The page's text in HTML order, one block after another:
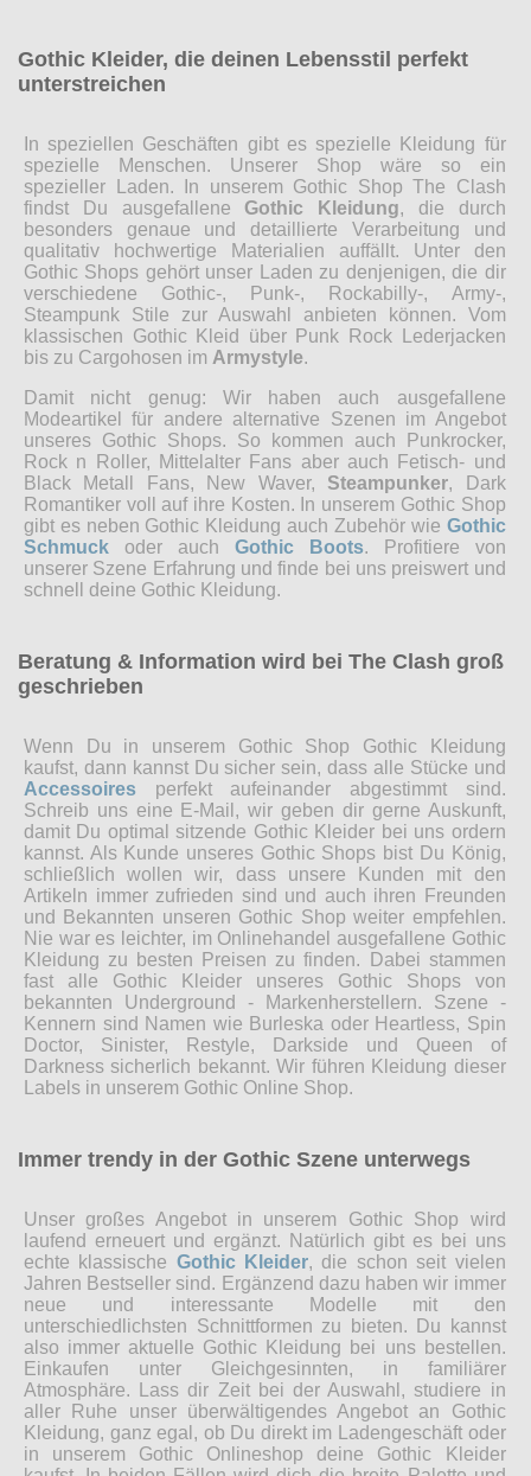
Gothic Kleider, die deinen Lebensstil perfekt
unterstreichen
In speziellen Geschäften gibt es spezielle Kleidung für
spezielle Menschen. Unserer Shop wäre so ein
spezieller Laden. In unserem Gothic Shop The Clash
findst Du ausgefallene Gothic Kleidung, die durch
besonders genaue und detaillierte Verarbeitung und
qualitativ hochwertige Materialien auffällt. Unter den
Gothic Shops gehört unser Laden zu denjenigen, die dir
verschiedene Gothic-, Punk-, Rockabilly-, Army-,
Steampunk Stile zur Auswahl anbieten können. Vom
klassischen Gothic Kleid über Punk Rock Lederjacken
bis zu Cargohosen im Armystyle.
Damit nicht genug: Wir haben auch ausgefallene
Modeartikel für andere alternative Szenen im Angebot
unseres Gothic Shops. So kommen auch Punkrocker,
Rock n Roller, Mittelalter Fans aber auch Fetisch- und
Black Metall Fans, New Waver, Steampunker, Dark
Romantiker voll auf ihre Kosten. In unserem Gothic Shop
gibt es neben Gothic Kleidung auch Zubehör wie Gothic
Schmuck oder auch Gothic Boots. Profitiere von
unserer Szene Erfahrung und finde bei uns preiswert und
schnell deine Gothic Kleidung.
Beratung & Information wird bei The Clash groß
geschrieben
Wenn Du in unserem Gothic Shop Gothic Kleidung
kaufst, dann kannst Du sicher sein, dass alle Stücke und
Accessoires perfekt aufeinander abgestimmt sind.
Schreib uns eine E-Mail, wir geben dir gerne Auskunft,
damit Du optimal sitzende Gothic Kleider bei uns ordern
kannst. Als Kunde unseres Gothic Shops bist Du König,
schließlich wollen wir, dass unsere Kunden mit den
Artikeln immer zufrieden sind und auch ihren Freunden
und Bekannten unseren Gothic Shop weiter empfehlen.
Nie war es leichter, im Onlinehandel ausgefallene Gothic
Kleidung zu besten Preisen zu finden. Dabei stammen
fast alle Gothic Kleider unseres Gothic Shops von
bekannten Underground - Markenherstellern. Szene -
Kennern sind Namen wie Burleska oder Heartless, Spin
Doctor, Sinister, Restyle, Darkside und Queen of
Darkness sicherlich bekannt. Wir führen Kleidung dieser
Labels in unserem Gothic Online Shop.
Immer trendy in der Gothic Szene unterwegs
Unser großes Angebot in unserem Gothic Shop wird
laufend erneuert und ergänzt. Natürlich gibt es bei uns
echte klassische Gothic Kleider, die schon seit vielen
Jahren Bestseller sind. Ergänzend dazu haben wir immer
neue und interessante Modelle mit den
unterschiedlichsten Schnittformen zu bieten. Du kannst
also immer aktuelle Gothic Kleidung bei uns bestellen.
Einkaufen unter Gleichgesinnten, in familiärer
Atmosphäre. Lass dir Zeit bei der Auswahl, studiere in
aller Ruhe unser überwältigendes Angebot an Gothic
Kleidung, ganz egal, ob Du direkt im Ladengeschäft oder
in unserem Gothic Onlineshop deine Gothic Kleider